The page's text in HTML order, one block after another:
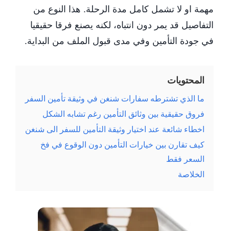
مهمة او لا تشمل كامل مدة الرحلة. هذا النوع من
التفاصيل قد يمر دون انتباه، لكنه يصنع فرقا حقيقيا
في جودة التأمين وفي مدى قبول الملف من البداية.
المحتويات
ما الذي تشترطه سفارات شنغن في وثيقة تأمين السفر
فروق حقيقية بين وثائق التأمين رغم تشابه الشكل
اخطاء شائعة عند اختيار وثيقة التأمين للسفر الى شنغن
كيف تقارن بين خيارات التأمين دون الوقوع في فخ
السعر فقط
الخلاصة